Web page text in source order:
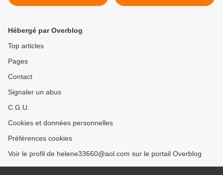
Hébergé par Overblog
Top articles
Pages
Contact
Signaler un abus
C.G.U.
Cookies et données personnelles
Préférences cookies
Voir le profil de helene33660@aol.com sur le portail Overblog